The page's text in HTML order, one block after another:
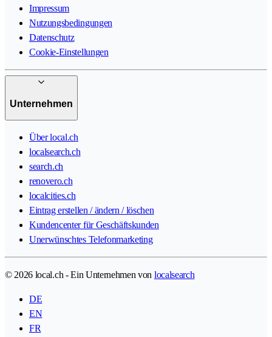
Impressum
Nutzungsbedingungen
Datenschutz
Cookie-Einstellungen
Unternehmen
Über local.ch
localsearch.ch
search.ch
renovero.ch
localcities.ch
Eintrag erstellen / ändern / löschen
Kundencenter für Geschäftskunden
Unerwünschtes Telefonmarketing
© 2026 local.ch - Ein Unternehmen von localsearch
DE
EN
FR